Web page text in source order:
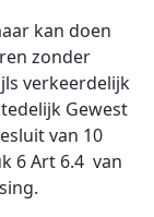
kan doen
zonder
verkeerdelijk
Gewest
van 10
6 Art 6.4 van